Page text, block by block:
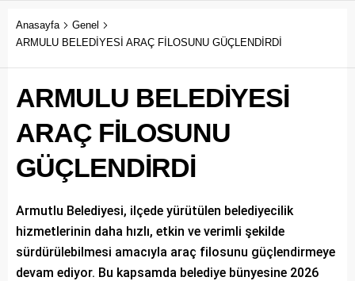
Anasayfa
Genel
ARMULU BELEDİYESİ ARAÇ FİLOSUNU GÜÇLENDİRDİ
ARMULU BELEDİYESİ
ARAÇ FİLOSUNU
GÜÇLENDİRDİ
Armutlu Belediyesi, ilçede yürütülen belediyecilik
hizmetlerinin daha hızlı, etkin ve verimli şekilde
sürdürülebilmesi amacıyla araç filosunu güçlendirmeye
devam ediyor. Bu kapsamda belediye bünyesine 2026